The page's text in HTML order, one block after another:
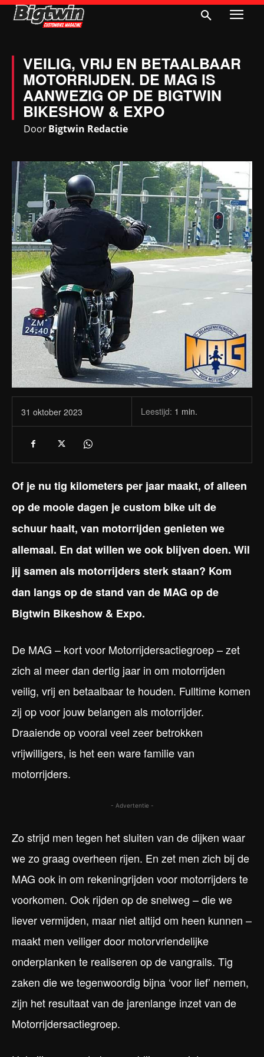
VEILIG, VRIJ EN BETAALBAAR
MOTORRIJDEN. DE MAG IS
AANWEZIG OP DE BIGTWIN
BIKESHOW & EXPO
DoorBigtwin Redactie
31 oktober 2023 Leestijd: 1 min.
Of je nu tig kilometers per jaar maakt, of alleen
op de mooie dagen je custom bike uit de
schuur haalt, van motorrijden genieten we
allemaal. En dat willen we ook blijven doen. Wil
jij samen als motorrijders sterk staan? Kom
dan langs op de stand van de MAG op de
Bigtwin Bikeshow & Expo.
De MAG – kort voor Motorrijdersactiegroep – zet
zich al meer dan dertig jaar in om motorrijden
veilig, vrij en betaalbaar te houden. Fulltime komen
zij op voor jouw belangen als motorrijder.
Draaiende op vooral veel zeer betrokken
vrijwilligers, is het een ware familie van
motorrijders.
- Advertentie -
Zo strijd men tegen het sluiten van de dijken waar
we zo graag overheen rijen. En zet men zich bij de
MAG ook in om rekeningrijden voor motorrijders te
voorkomen. Ook rijden op de snelweg – die we
liever vermijden, maar niet altijd om heen kunnen –
maakt men veiliger door motorvriendelijke
onderplanken te realiseren op de vangrails. Tig
zaken die we tegenwoordig bijna ‘voor lief’ nemen,
zijn het resultaat van de jarenlange inzet van de
Motorrijdersactiegroep.